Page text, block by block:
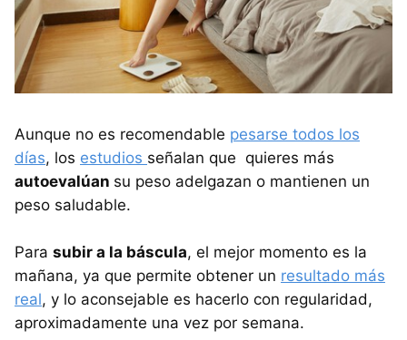
Aunque no es recomendable pesarse todos los
días, los estudios señalan que quieres más
autoevalúan su peso adelgazan o mantienen un
peso saludable.
Para subir a la báscula, el mejor momento es la
mañana, ya que permite obtener un resultado más
real, y lo aconsejable es hacerlo con regularidad,
aproximadamente una vez por semana.